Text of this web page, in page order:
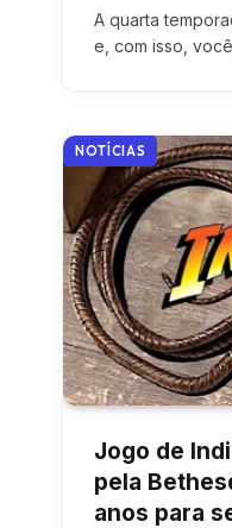
A quarta
e, com isso,
NOTÍCIAS
Jogo de
pela
anos para